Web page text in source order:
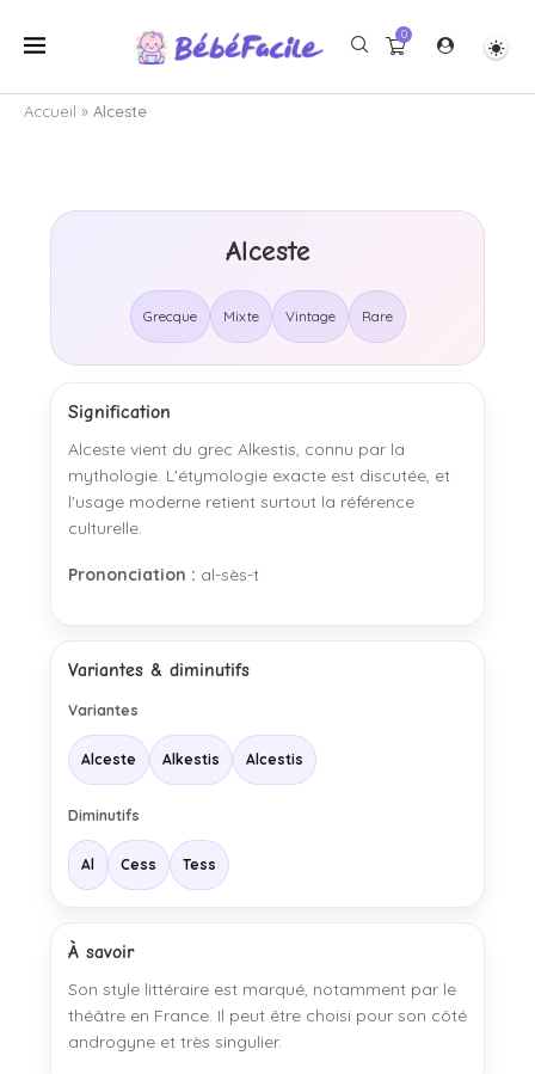
0
Accueil » Alceste
Alceste
Grecque Mixte Vintage Rare
Signification
Alceste vient du grec Alkestis, connu par la
mythologie. L'étymologie exacte est discutée, et
l'usage moderne retient surtout la référence
culturelle.
Prononciation : al-sès-t
Variantes & diminutifs
Variantes
Alceste Alkestis Alcestis
Diminutifs
Al Cess Tess
À savoir
Son style littéraire est marqué, notamment par le
théâtre en France. Il peut être choisi pour son côté
androgyne et très singulier.